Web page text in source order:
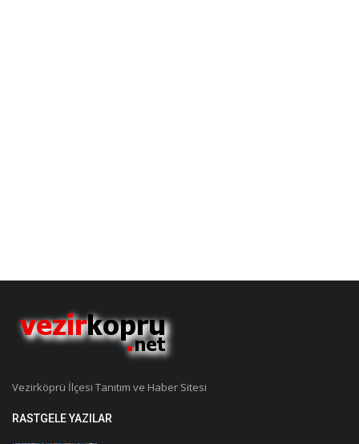
Vezirköprü İlçesi Tanıtım ve Haber Sitesi
RASTGELE YAZILAR